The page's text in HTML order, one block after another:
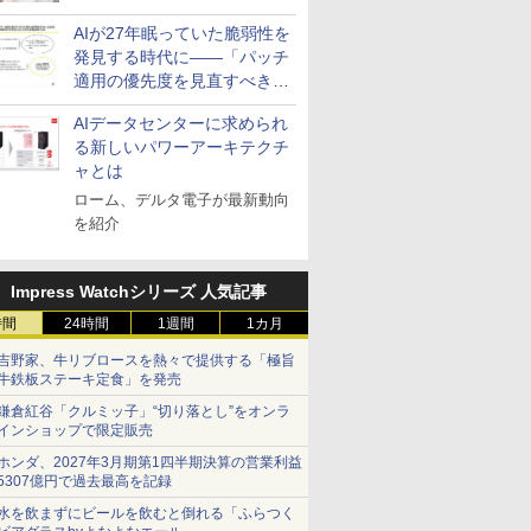
活用を成果へつなぐ3つの方
針を発表
AIが27年眠っていた脆弱性を
発見する時代に――「パッチ
適用の優先度を見直すべき」
とセキュリティ専門家
AIデータセンターに求められ
る新しいパワーアーキテクチ
ャとは
ローム、デルタ電子が最新動向
を紹介
Impress Watchシリーズ 人気記事
24時間 1週間 1カ月
野家、牛リブロースを熱々で提供する「極旨
鉄板ステーキ定食」を発売
倉紅谷「クルミッ子」“切り落とし”をオンラ
ンショップで限定販売
ンダ、2027年3月期第1四半期決算の営業利益
億円で過去最高を記録
を飲まずにビールを飲むと倒れる「ふらつく